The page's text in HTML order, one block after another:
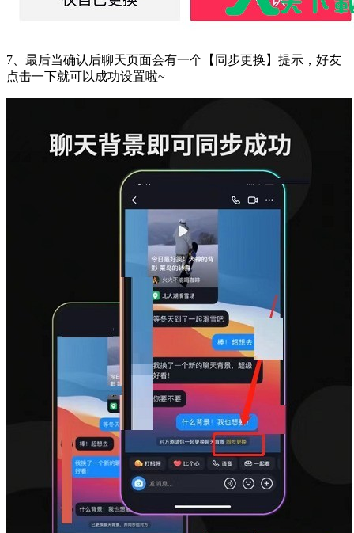
7、最后当确认后聊天页面会有一个【同步更换】提示，好友
点击一下就可以成功设置啦~